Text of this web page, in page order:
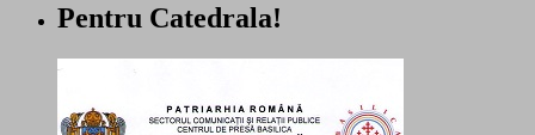
Pentru Catedrala!